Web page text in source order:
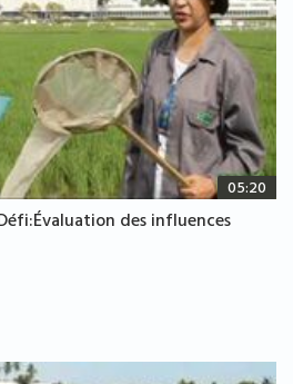
05:20
des influences